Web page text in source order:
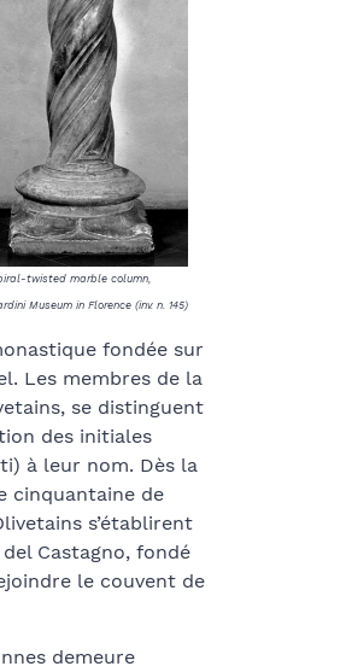
twisted marble column,
Museum in Florence (inv. n. 145)
fondée sur
Les membres de la
se distinguent
des initiales
à leur nom. Dès la
cinquantaine de
s’établirent
Castagno, fondé
le couvent de
demeure